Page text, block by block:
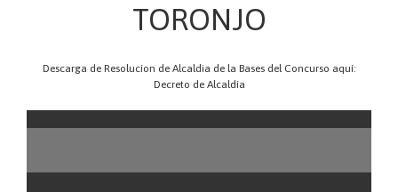
TORONJO
Descarga de Resolucíon de Alcaldia de la Bases del Concurso aquí:
Decreto de Alcaldía